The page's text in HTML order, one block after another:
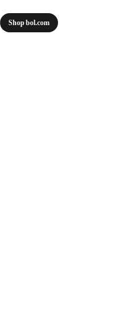
Shop bol.com